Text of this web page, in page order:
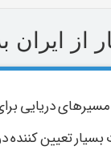
از ایران
دریایی
تعیین کننده